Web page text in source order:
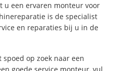
u een ervaren monteur voor
is de specialist
en reparaties bij u in de
op zoek naar een